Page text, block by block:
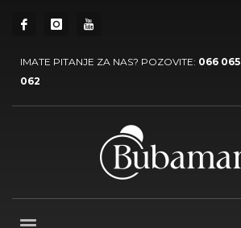
IMATE PITANJE ZA NAS? POZOVITE: 066 065
062